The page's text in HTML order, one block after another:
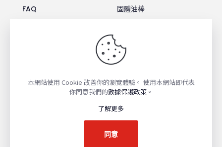
FAQ
固體油棒
© 2026 Hsinfeng | All Rights Reserved | Powered by
本網站使用 Cookie 改善你的瀏覽體驗。 使用本網站即代表
你同意我們的數據保護政策。
了解更多
同意